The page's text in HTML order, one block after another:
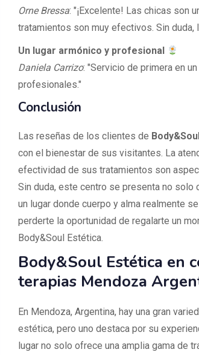
Orne Bressa: "¡Excelente! Las chicas son
tratamientos son muy efectivos. Sin duda,
Un lugar armónico y profesional
Daniela Carrizo: "Servicio de primera en
profesionales."
Conclusión
Las reseñas de los clientes de
con el bienestar de sus visitantes. La
efectividad de sus tratamientos son
Sin duda, este centro se presenta no solo
un lugar donde cuerpo y alma realmente
perderte la oportunidad de regalarte un
Body&Soul Estética.
Body&Soul Estética en
terapias Mendoza
En Mendoza, Argentina, hay una gran
estética, pero uno destaca por su
lugar no solo ofrece una amplia gama de